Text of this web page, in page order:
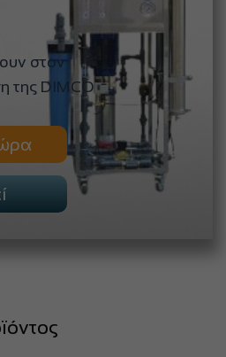
στον
της DIMCO